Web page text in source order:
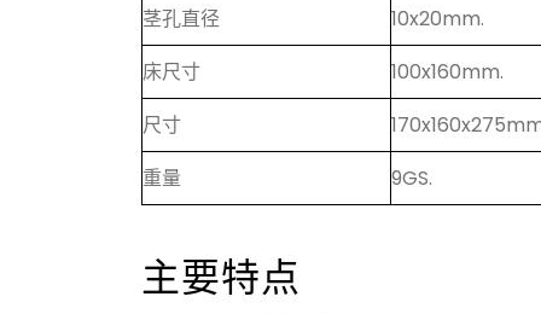
茎孔直径
10x20mm.
床尺寸
100x160mm.
尺寸
重量
9GS.
主要特点